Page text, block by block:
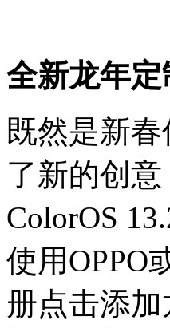
全新龙年
既然是新
了新的创
ColorOS
使用OPPO
册点击添